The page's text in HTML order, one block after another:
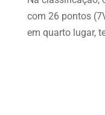
com 26 pontos
em quarto lugar,